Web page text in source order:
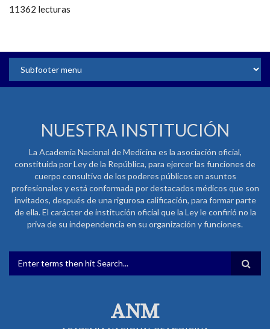
11362 lecturas
NUESTRA INSTITUCIÓN
La Academia Nacional de Medicina es la asociación oficial,
constituida por Ley de la República, para ejercer las funciones de
cuerpo consultivo de los poderes públicos en asuntos
profesionales y está conformada por destacados médicos que son
invitados, después de una rigurosa calificación, para formar parte
de ella. El carácter de institución oficial que la Ley le confirió no la
priva de su independencia en su organización y funciones.
FORMULARIO DE BÚSQUEDA
ANM